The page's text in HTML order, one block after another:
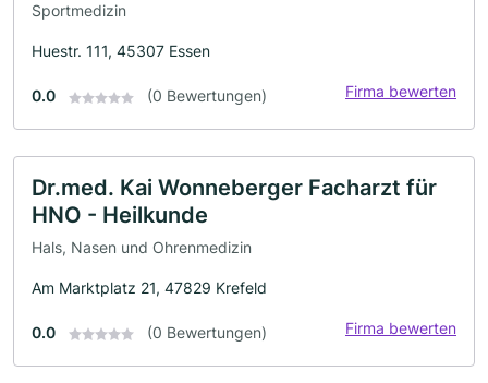
Sportmedizin
Huestr. 111, 45307 Essen
0.0 (0 Bewertungen) Firma bewerten
Dr.med. Kai Wonneberger Facharzt für
HNO - Heilkunde
Hals, Nasen und Ohrenmedizin
Am Marktplatz 21, 47829 Krefeld
0.0 (0 Bewertungen) Firma bewerten